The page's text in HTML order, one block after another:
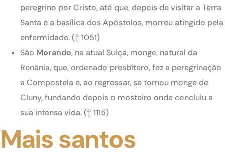
peregrino por Cristo, até que, depois de visitar a Terra
Santa e a basílica dos Apóstolos, morreu atingido pela
enfermidade. († 1051)
São Morando, na atual Suiça, monge, natural da
Renânia, que, ordenado presbítero, fez a peregrinação
a Compostela e, ao regressar, se tornou monge de
Cluny, fundando depois o mosteiro onde concluiu a
sua intensa vida. († 1115)
Mais santos